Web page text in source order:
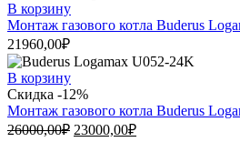
В корзину
Монтаж газового котла Buderus
21960,00₽
В корзину
Скидка -12%
Монтаж газового котла Buderus
26000,00₽ 23000,00₽